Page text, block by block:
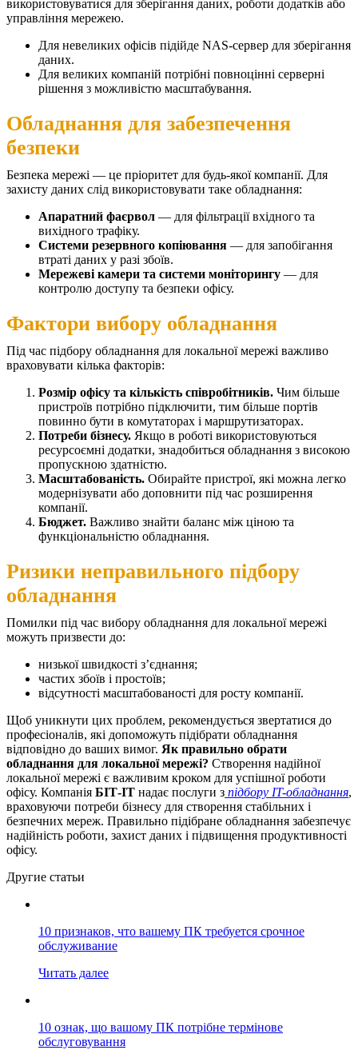
використовуватися для зберігання даних, роботи додатків або
управління мережею.
Для невеликих офісів підійде NAS-сервер для зберігання
даних.
Для великих компаній потрібні повноцінні серверні
рішення з можливістю масштабування.
Обладнання для забезпечення
безпеки
Безпека мережі — це пріоритет для будь-якої компанії. Для
захисту даних слід використовувати таке обладнання:
Апаратний фаєрвол — для фільтрації вхідного та
вихідного трафіку.
Системи резервного копіювання — для запобігання
втраті даних у разі збоїв.
Мережеві камери та системи моніторингу — для
контролю доступу та безпеки офісу.
Фактори вибору обладнання
Під час підбору обладнання для локальної мережі важливо
враховувати кілька факторів:
Розмір офісу та кількість співробітників. Чим більше
пристроїв потрібно підключити, тим більше портів
повинно бути в комутаторах і маршрутизаторах.
Потреби бізнесу. Якщо в роботі використовуються
ресурсоємні додатки, знадобиться обладнання з високою
пропускною здатністю.
Масштабованість. Обирайте пристрої, які можна легко
модернізувати або доповнити під час розширення
компанії.
Бюджет. Важливо знайти баланс між ціною та
функціональністю обладнання.
Ризики неправильного підбору
обладнання
Помилки під час вибору обладнання для локальної мережі
можуть призвести до:
низької швидкості з’єднання;
частих збоїв і простоїв;
відсутності масштабованості для росту компанії.
Щоб уникнути цих проблем, рекомендується звертатися до
професіоналів, які допоможуть підібрати обладнання
відповідно до ваших вимог. Як правильно обрати
обладнання для локальної мережі? Створення надійної
локальної мережі є важливим кроком для успішної роботи
офісу. Компанія БІТ-ІТ надає послуги з підбору IT-обладнання,
враховуючи потреби бізнесу для створення стабільних і
безпечних мереж. Правильно підібране обладнання забезпечує
надійність роботи, захист даних і підвищення продуктивності
офісу.
Другие статьи
10 признаков, что вашему ПК требуется срочное
обслуживание
Читать далее
10 ознак, що вашому ПК потрібне термінове
обслуговування